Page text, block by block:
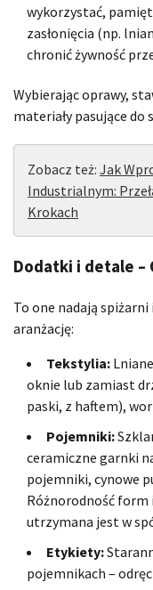
wykorzystać,
zasłonięcia (np.
chronić żywność
Wybierając oprawy,
materiały pasujące
Zobacz też: Jak
Industrialnym:
Krokach
Dodatki i detale –
To one nadają
aranżację:
Tekstylia:
oknie lub zamiast
paski, z haftem),
Pojemniki:
ceramiczne garnki
pojemniki, cynowe
Różnorodność form
utrzymana jest w
Etykiety:
pojemnikach –